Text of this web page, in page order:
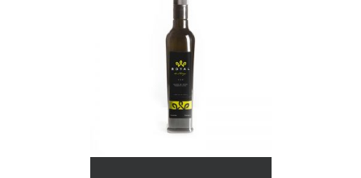
AÑADIR
AL
CARRITO
DETALLES